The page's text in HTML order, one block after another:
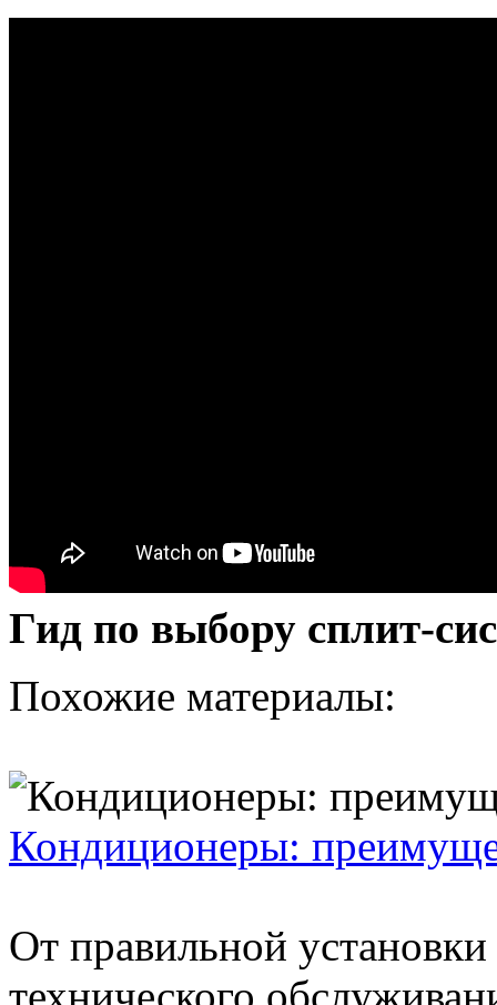
Гид по выбору сплит-
Похожие материалы:
Кондиционеры:
От правильной
технического